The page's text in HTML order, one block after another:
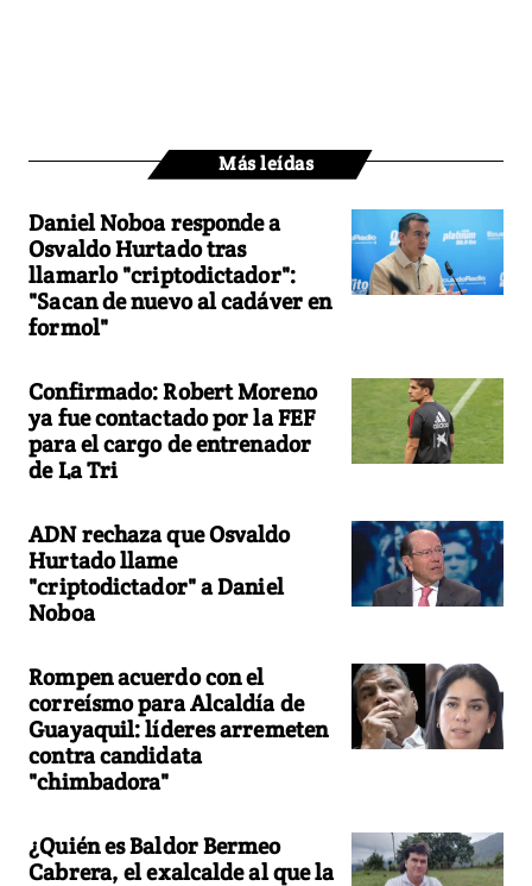
Más leídas
Daniel Noboa responde a
Osvaldo Hurtado tras
llamarlo "criptodictador":
"Sacan de nuevo al cadáver en
formol"
Confirmado: Robert Moreno
ya fue contactado por la FEF
para el cargo de entrenador
de La Tri
ADN rechaza que Osvaldo
Hurtado llame
"criptodictador" a Daniel
Noboa
Rompen acuerdo con el
correísmo para Alcaldía de
Guayaquil: líderes arremeten
contra candidata
"chimbadora"
¿Quién es Baldor Bermeo
Cabrera, el exalcalde al que la